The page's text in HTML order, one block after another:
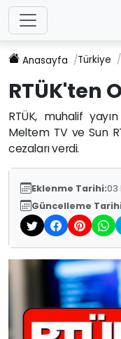
Anasayfa Türkiye
RTÜK'ten
RTÜK, muhalif
Meltem TV ve Sun
cezaları verdi.
Eklenme Tarihi:03
Güncelleme